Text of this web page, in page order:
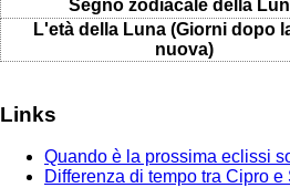
Segno zodiacale della
L'età della Luna (Giorni dopo
nuova)
Links
Quando è la prossima eclissi
Differenza di tempo tra Cipro